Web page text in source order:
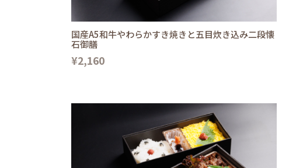
国産A5和牛やわらかすき焼きと五目炊き込み二段懐
石御膳
¥2,160